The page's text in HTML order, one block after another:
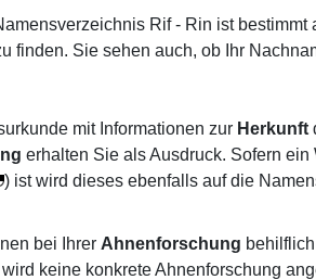
Rif - Rin ist bestimmt
finden. Sie sehen auch, ob Ihr
mit Informationen zur Herkunft
erhalten Sie als Ausdruck. Sofern ein
) ist wird dieses ebenfalls auf die
bei Ihrer Ahnenforschung
keine konkrete Ahnenforschung